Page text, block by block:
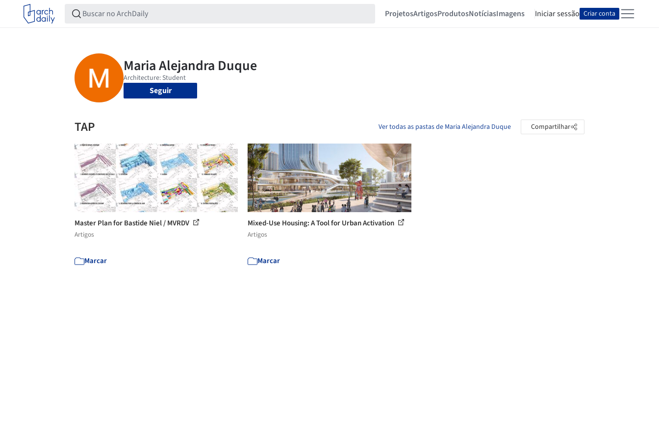
ProjetosArtigosProdutosNotíciasImagens Iniciar sessão Criar conta
Seguir
TAP Ver todas as pastas de Maria Alejandra Duque Compartilhar
Master Plan for Bastide Niel / MVRDV
Artigos
Marcar
Mixed-Use Housing: A Tool for Urban Activation
Artigos
Marcar